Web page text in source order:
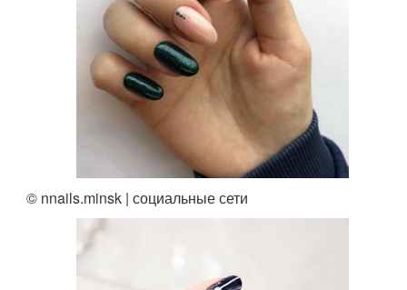
© nnails.minsk | социальные сети